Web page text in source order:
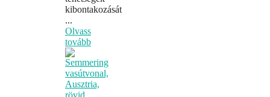
kibontakozását
...
Olvass
tovább